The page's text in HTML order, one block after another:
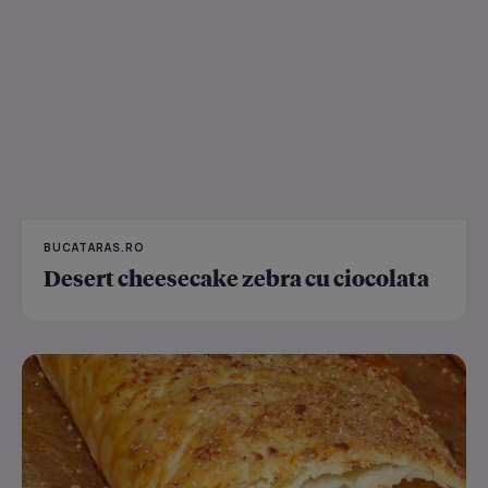
BUCATARAS.RO
Desert cheesecake zebra cu ciocolata